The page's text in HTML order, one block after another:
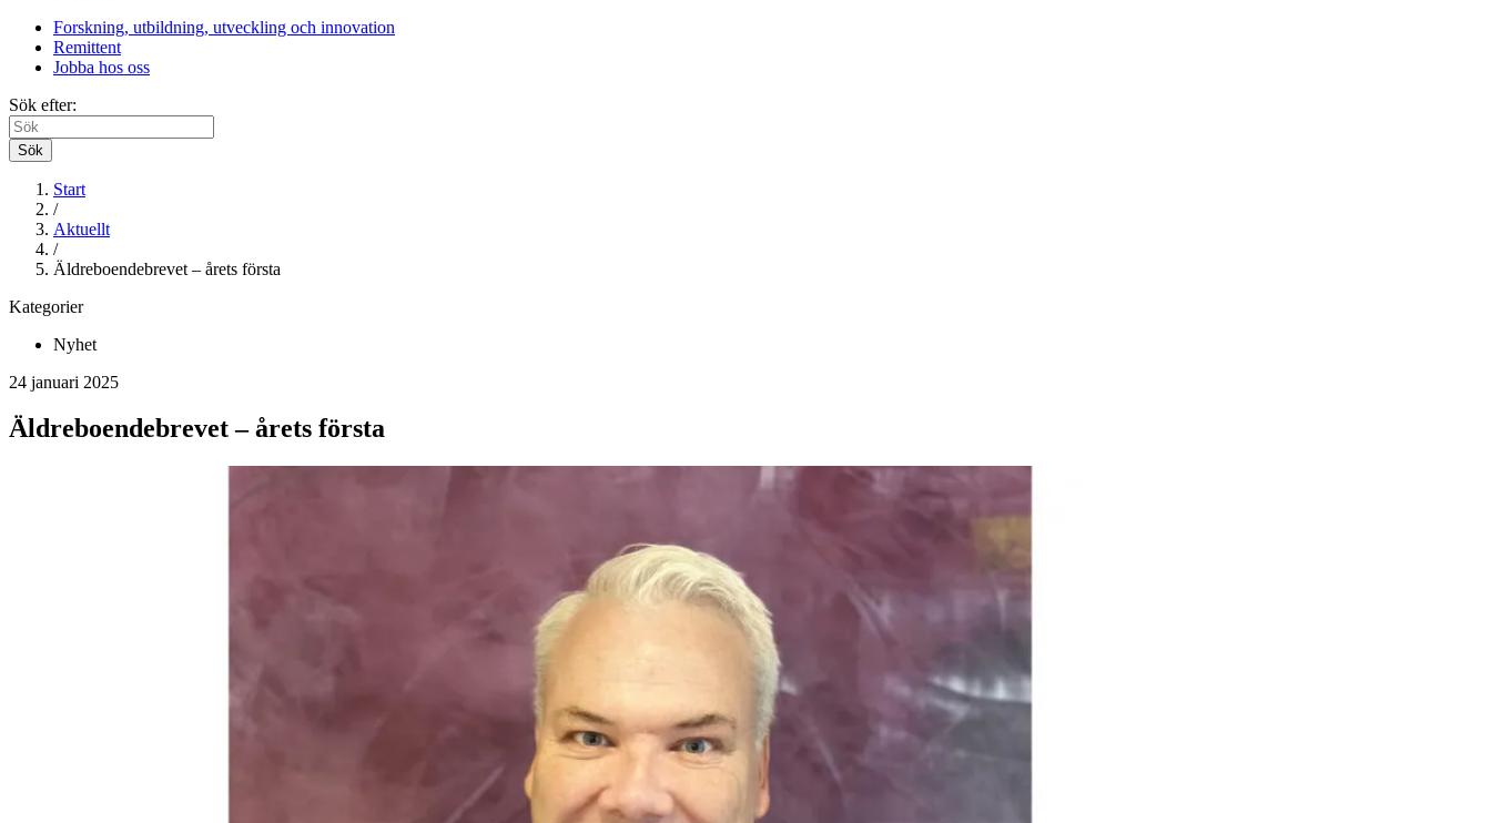
Forskning, utbildning, utveckling och innovation
Remittent
Jobba hos oss
Sök efter:
Sök
Start
/
Aktuellt
/
Äldreboendebrevet – årets första
Kategorier
Nyhet
24 januari 2025
Äldreboendebrevet – årets första